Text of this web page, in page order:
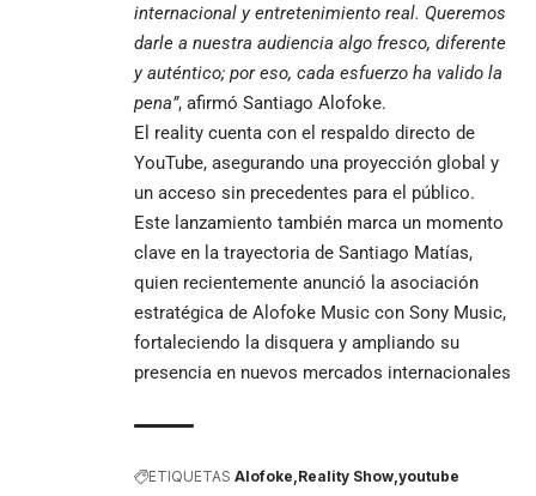
internacional y entretenimiento real. Queremos
darle a nuestra audiencia algo fresco, diferente
y auténtico; por eso, cada esfuerzo ha valido la
pena”, afirmó Santiago Alofoke.
El reality cuenta con el respaldo directo de
YouTube, asegurando una proyección global y
un acceso sin precedentes para el público.
Este lanzamiento también marca un momento
clave en la trayectoria de Santiago Matías,
quien recientemente anunció la asociación
estratégica de Alofoke Music con Sony Music,
fortaleciendo la disquera y ampliando su
presencia en nuevos mercados internacionales
ETIQUETAS Alofoke Reality Show youtube